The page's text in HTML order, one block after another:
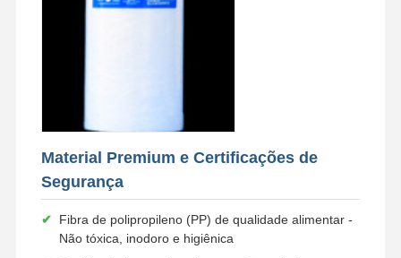
Equipamento de água ultrapura
Sistema industrial de purificação de água
Máquina Deionized da água
Consumíveis de purificação de água
Acessórios para sistemas de purificação de água
Material Premium e Certificações de
Segurança
✔
Fibra de polipropileno (PP) de qualidade alimentar -
Não tóxica, inodoro e higiênica